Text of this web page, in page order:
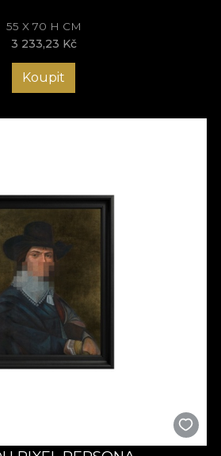
55 X 70 H CM
3 233,23 Kč
Koupit